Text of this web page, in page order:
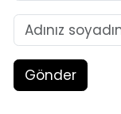
Gönder